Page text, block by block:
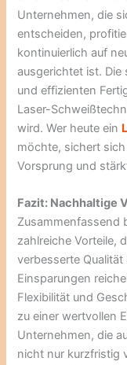
Unternehmen, die
entscheiden,
kontinuierlich auf
ausgerichtet ist.
und effizienten
Laser-
wird. Wer heute ein
möchte, sichert
Vorsprung und
Fazit: Nachhaltige
Zusammenfassend
zahlreiche Vorteile,
verbesserte
Einsparungen
Flexibilität und
zu einer wertvollen
Unternehmen, die
nicht nur kurzfristig